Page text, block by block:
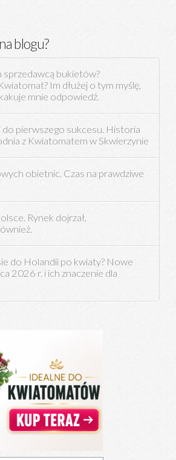
blogu?
sprzedawcą bukietów?
Im dłużej o tym myślę,
mnie odpowiedź.
pierwszego sukcesu. Historia
z Kwiatomatem w Skwierzynie
obietnic. Czas na prawdziwe
Rynek dojrzał,
do Holandii po kwiaty? Nowe
2026 r. i ich znaczenie dla